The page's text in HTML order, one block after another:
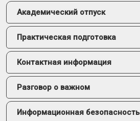
Академический отпуск
Практическая подготовка
Контактная информация
Разговор о важном
Информационная безопасность